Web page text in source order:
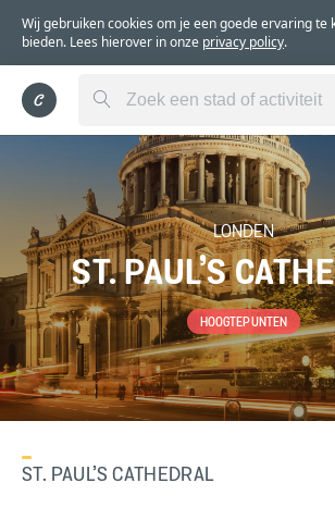
Wij gebruiken cookies om je een goede ervaring te
bieden. Lees hierover in onze privacy policy.
LONDEN
ST. PAUL’S
HOOGTEPUNTEN
ST. PAUL’S CATHEDRAL